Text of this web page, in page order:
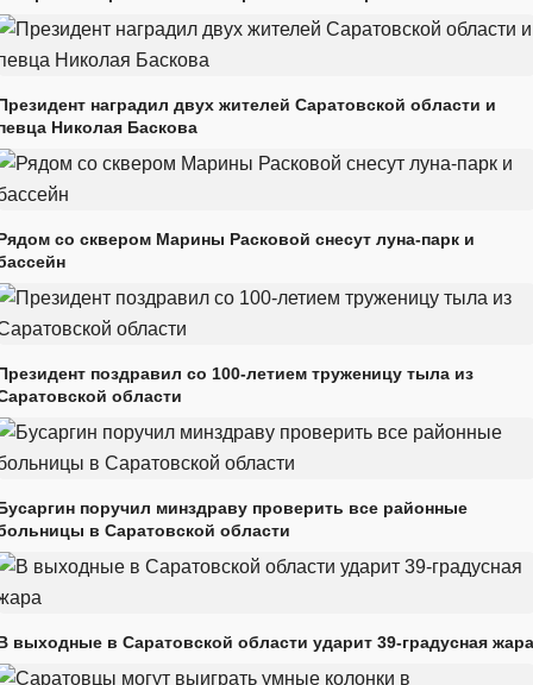
наградил двух жителей Саратовской области и
Николая Баскова
со сквером Марины Расковой снесут луна-парк и
поздравил со 100-летием труженицу тыла из
области
поручил минздраву проверить все районные
в Саратовской области
выходные в Саратовской области ударит 39-градусная жара